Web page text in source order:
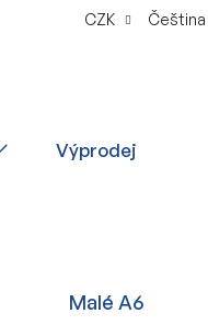
CZK Čeština
Výprodej
Malé A6